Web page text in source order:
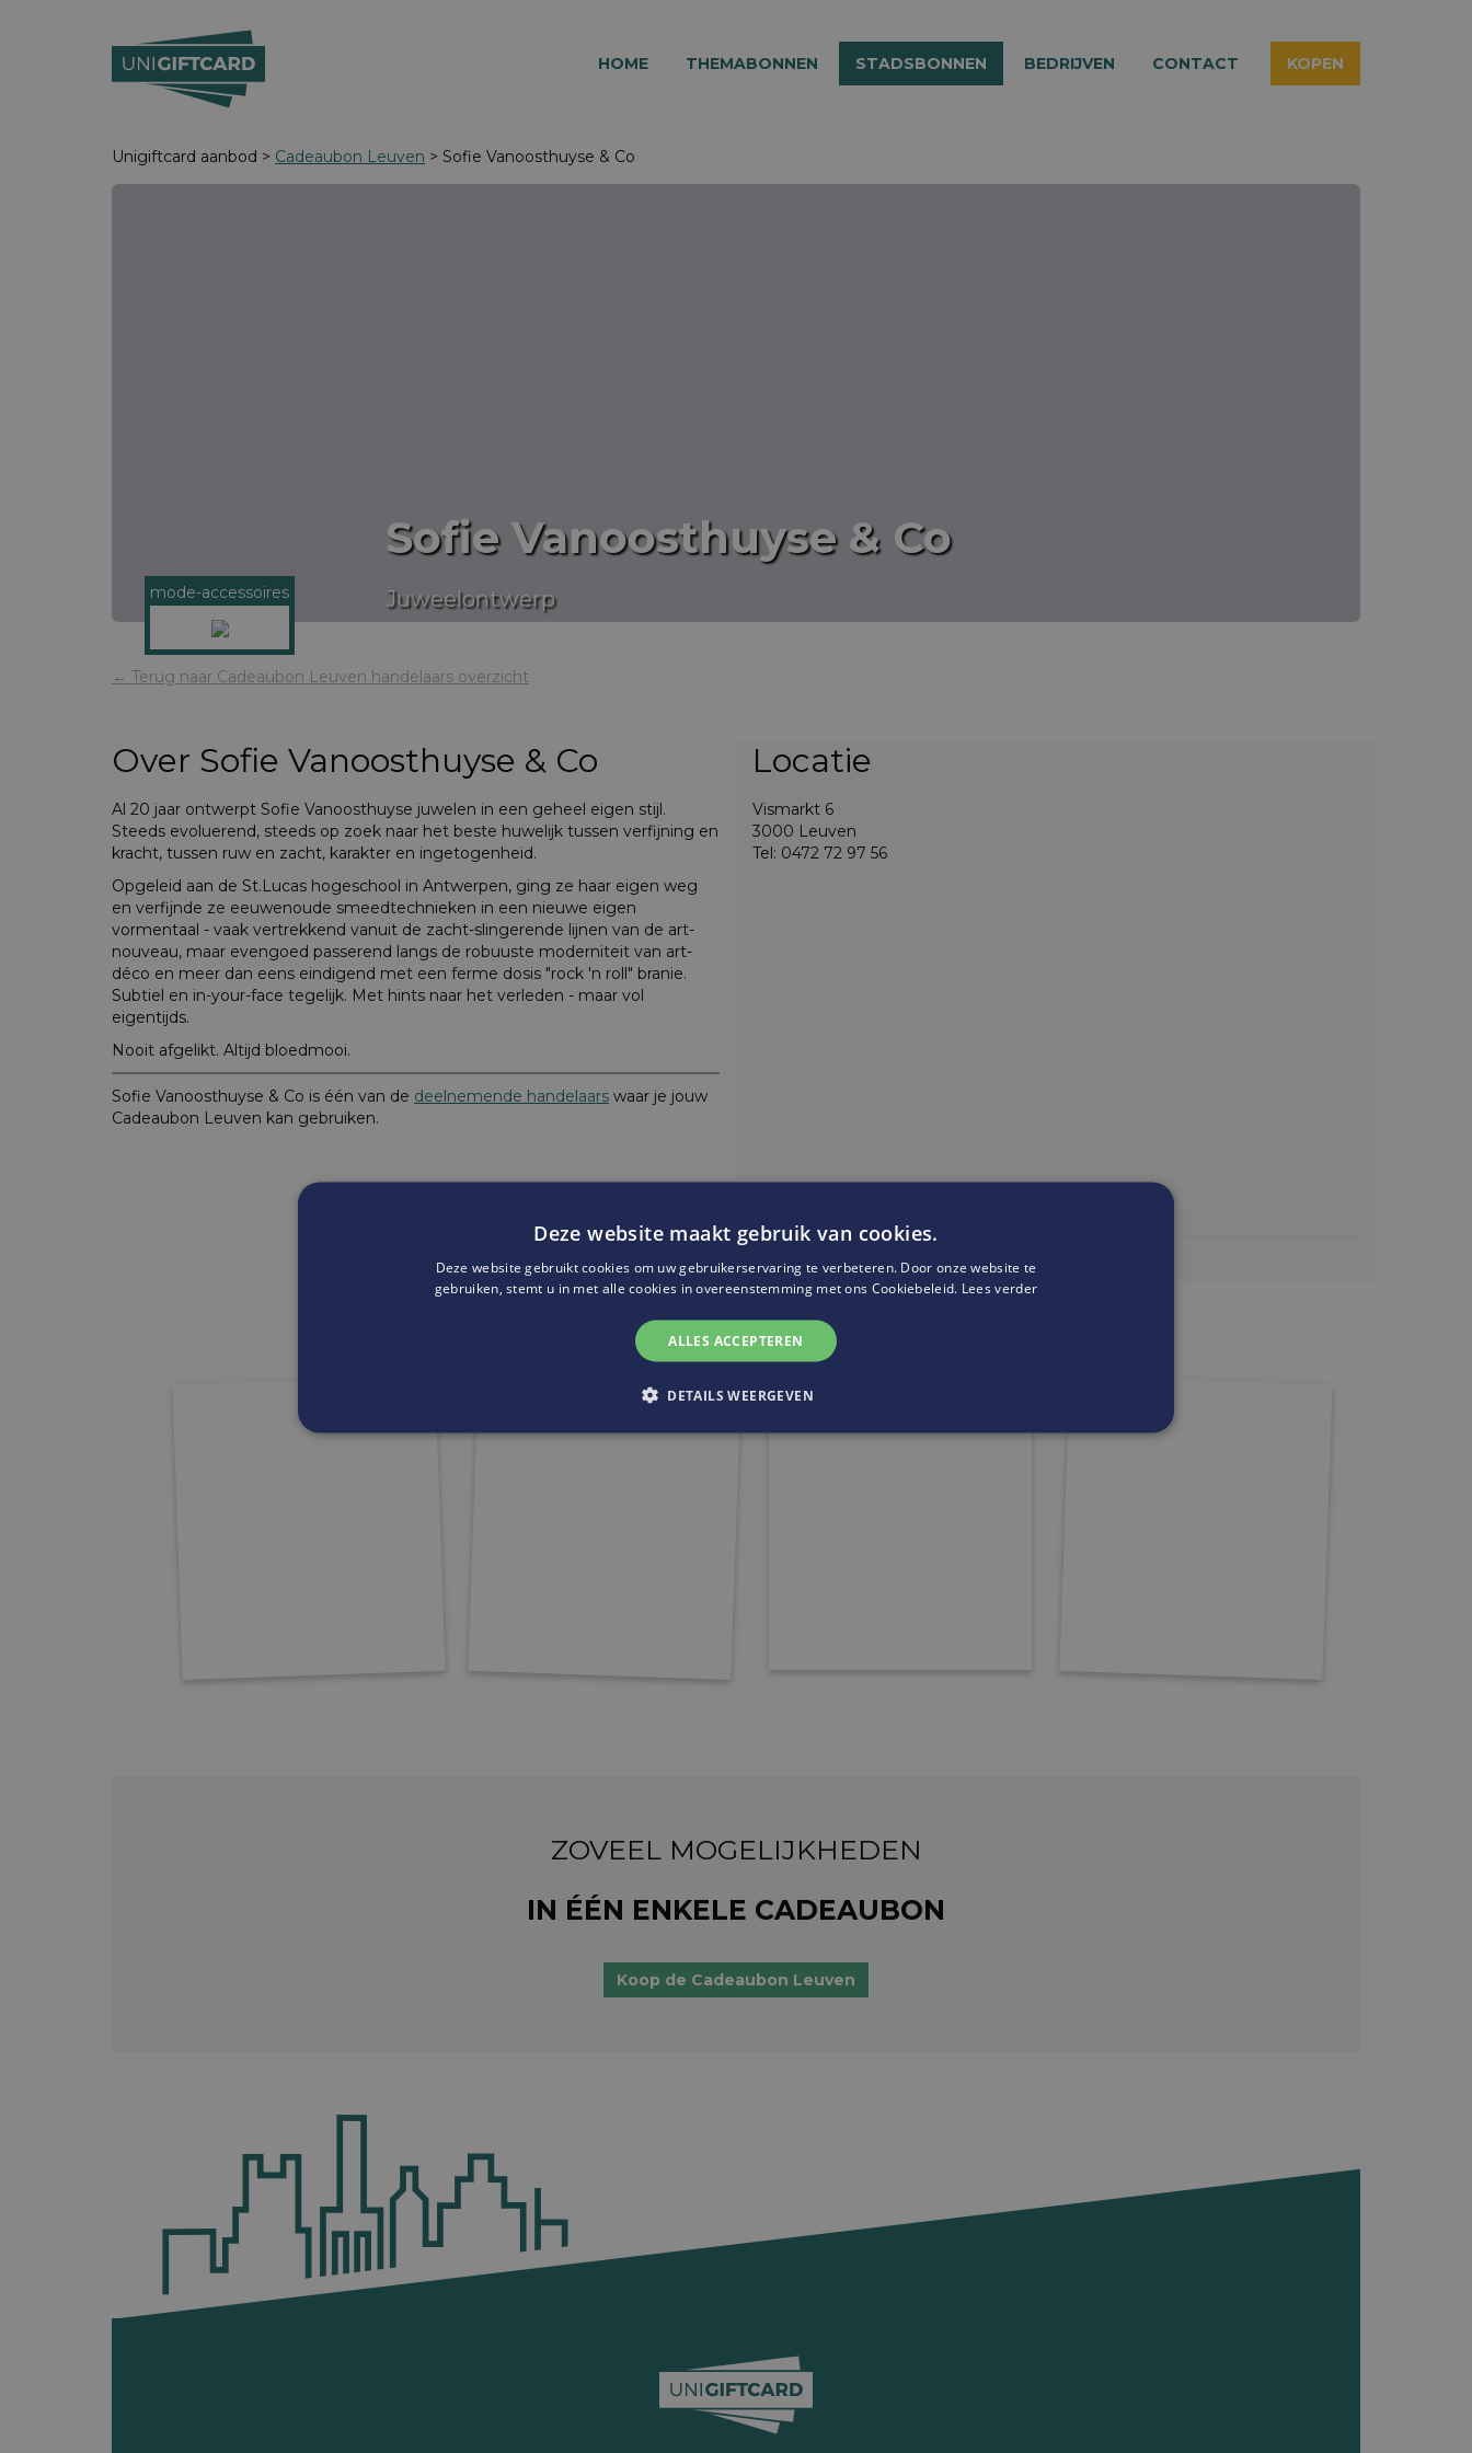
HOME THEMABONNEN STADSBONNEN BEDRIJVEN CONTACT KOPEN
Unigiftcard aanbod > Cadeaubon Leuven > Sofie Vanoosthuyse & Co
Sofie Vanoosthuyse & Co
Juweelontwerp
mode-accessoires
← Terug naar Cadeaubon Leuven handelaars overzicht
Over Sofie Vanoosthuyse & Co
Al 20 jaar ontwerpt Sofie Vanoosthuyse juwelen in een geheel eigen stijl.
Steeds evoluerend, steeds op zoek naar het beste huwelijk tussen verfijning en
kracht, tussen ruw en zacht, karakter en ingetogenheid.
Opgeleid aan de St.Lucas hogeschool in Antwerpen, ging ze haar eigen weg
en verfijnde ze eeuwenoude smeedtechnieken in een nieuwe eigen
vormentaal - vaak vertrekkend vanuit de zacht-slingerende lijnen van de art-
nouveau, maar evengoed passerend langs de robuuste moderniteit van art-
déco en meer dan eens eindigend met een ferme dosis "rock 'n roll" branie.
Subtiel en in-your-face tegelijk. Met hints naar het verleden - maar vol
eigentijds.
Nooit afgelikt. Altijd bloedmooi.
Sofie Vanoosthuyse & Co is één van de deelnemende handelaars waar je jouw
Cadeaubon Leuven kan gebruiken.
Locatie
Vismarkt 6
3000 Leuven
Tel: 0472 72 97 56
Website:https://www.sofievanoosthuyse.be
ZOVEEL MOGELIJKHEDEN
IN ÉÉN ENKELE CADEAUBON
Koop de Cadeaubon Leuven
Deze website maakt gebruik van cookies.
Deze website gebruikt cookies om uw gebruikerservaring te verbeteren. Door onze website te
gebruiken, stemt u in met alle cookies in overeenstemming met ons Cookiebeleid. Lees verder
ALLES ACCEPTEREN
DETAILS WEERGEVEN